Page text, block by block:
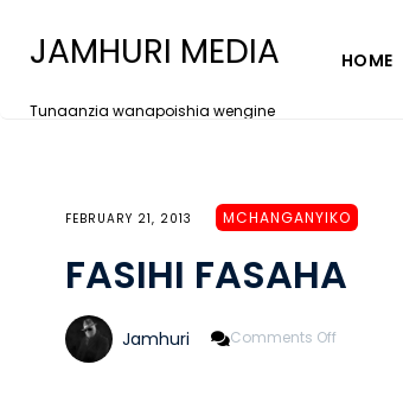
JAMHURI MEDIA
Tunaanzia wanapoishia wengine
HOME
FEBRUARY 21, 2013 MCHANGANYIKO
FASIHI FASAHA
Jamhuri Comments Off